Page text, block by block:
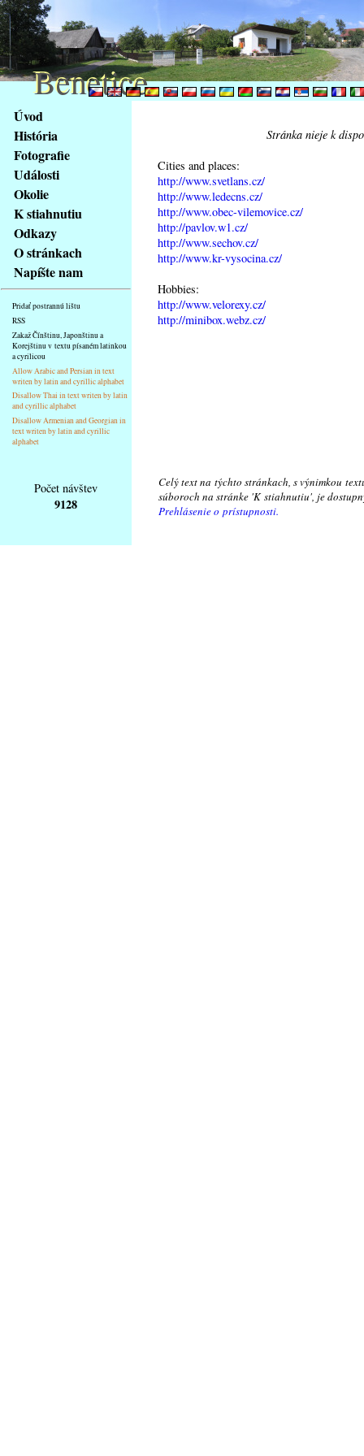
obsah
stránky
Klávesové
zkratky
tomto
webu
základní
Hlavní
strana
Úvod
História
Fotografie
Události
Okolie
K stiahnutiu
Odkazy
O stránkach
Napíšte nam
Pridať postrannú lištu
RSS
Zakaž Čínštinu, Japonštinu a
Korejštinu v textu písaném latinkou
a cyrilicou
Allow Arabic and Persian in text
writen by latin and cyrillic alphabet
Disallow Thai in text writen by latin
and cyrillic alphabet
Disallow Armenian and Georgian in
text writen by latin and cyrillic
alphabet
Stránka nieje k
Cities and places:
http://www.svetlans.cz/
http://www.ledecns.cz/
http://www.obec-vilemovice.cz/
http://pavlov.w1.cz/
http://www.sechov.cz/
http://www.kr-vysocina.cz/
Hobbies:
http://www.velorexy.cz/
http://minibox.webz.cz/
Počet návštev
9128
Celý text na týchto stránkach, s výnimkou
súboroch na stránke 'K stiahnutiu', je
Prehlásenie o prístupnosti.
Benetice
Benetice